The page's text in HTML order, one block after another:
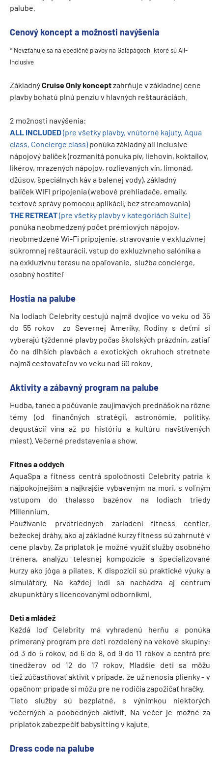
palube.
Cenový koncept a možnosti navýšenia
* Nevzťahuje sa na epedičné plavby na Galapágoch, ktoré sú All-
Inclusive
ZákladnýCruise Only konceptzahrňuje v základnej cene
plavby bohatú plnú penziu v hlavných reštauráciách.
2 možnosti navýšenia:
ALL INCLUDED(pre všetky plavby, vnútorné kajuty, Aqua
class, Concierge class)ponúka základný all inclusive
nápojový balíček (rozmanitá ponuka pív, liehovín, koktailov,
likérov, mrazených nápojov, rozlievaných vín, limonád,
džúsov, špeciálnych káv a balenej vody), základný
balíček WIFI pripojenia (webové prehliadače, emaily,
textové správy pomocou aplikácií, bez streamovania)
THE RETREAT(pre všetky plavby v kategóriách Suite)
ponúka neobmedzený počet prémiových nápojov,
neobmedzené Wi-Fi pripojenie, stravovanie v exkluzívnej
súkromnej reštaurácii, vstup do exkluzívneho salónika a
na exkluzívnu terasu na opaľovanie, služba concierge,
osobný hostiteľ
Hostia na palube
Na lodiach Celebrity cestujú najmä dvojice vo veku od 35
do 55 rokov zo Severnej Ameriky. Rodiny s deťmi si
vyberajú týždenné plavby počas školských prázdnin, zatiaľ
čo na dlhších plavbách a exotických okruhoch stretnete
najmä cestovateľov vo veku nad 60 rokov.
Aktivity a zábavný program na palube
Hudba, tanec a počúvanie zaujímavých prednášok na rôzne
témy (od finančných stratégií, astronómie, politiky,
degustácií vína až po históriu a kultúru navštívených
miest). Večerné predstavenia a show.
Fitnes a oddych
AquaSpa a fitness centrá spoločnosti Celebrity patria k
najpokojnejším a najkrajšie vybaveným na mori, s voľným
vstupom do thalasso bazénov na lodiach triedy
Millennium.
Používanie prvotriednych zariadení fitness centier,
bežeckej dráhy, ako aj základné kurzy fitness sú zahrnuté v
cene plavby. Za príplatok je možné využiť služby osobného
trénera, analýzu telesnej kompozície a špecializované
kurzy ako jóga a pilates. K dispozícii sú praktické výuky a
simulátory. Na každej lodi sa nachádza aj centrum
akupunktúry s licencovanými odborníkmi.
Deti a mládež
Každá loď Celebrity má vyhradenú herňu a ponúka
primeraný program pre deti rozdelený na vekové skupiny:
od 3 do 5 rokov, od 6 do 8, od 9 do 11 rokov a centrá pre
tínedžerov od 12 do 17 rokov. Mladšie deti sa môžu
tiež zúčastňovať aktivít v prípade, že už nenosia plienky - v
opačnom prípade si môžu pre ne rodičia zapožičať hračky.
Tieto služby sú bezplatné, s výnimkou niektorých
večerných a poobedných aktivít. Na večer je možné za
príplatok zabezpečiť babysitting v kajute.
Dress code na palube